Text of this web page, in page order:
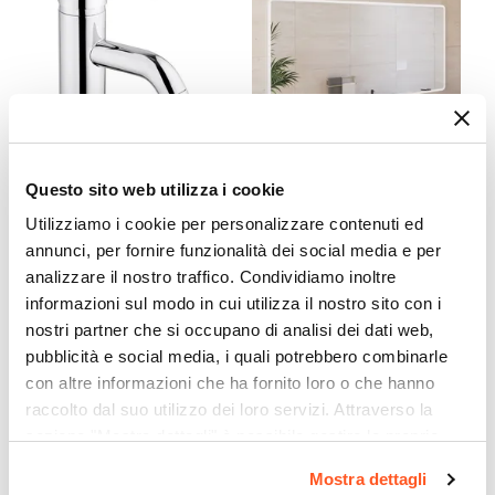
Questo sito web utilizza i cookie
Utilizziamo i cookie per personalizzare contenuti ed
annunci, per fornire funzionalità dei social media e per
analizzare il nostro traffico. Condividiamo inoltre
informazioni sul modo in cui utilizza il nostro sito con i
nostri partner che si occupano di analisi dei dati web,
pubblicità e social media, i quali potrebbero combinarle
con altre informazioni che ha fornito loro o che hanno
raccolto dal suo utilizzo dei loro servizi. Attraverso la
momento. Per maggiori informazioni si invita a leggere la
Mostra dettagli
Serie
Colore Specifico
Finitura
Installazione
Sospeso
Altezza Vasca
13 cm
Dimensioni Interne Vasca
29,5 x 47 cm
Foro Miscelatore
CODICE:GUN1
Miscelatore lavabo cromato
- Gun di Jacuzzi -
Rubinetteria
€ 54,00
CODICE:
Specchio led 70x140 cm
luce fredda con accensione
touch - Navel
€ 147,00